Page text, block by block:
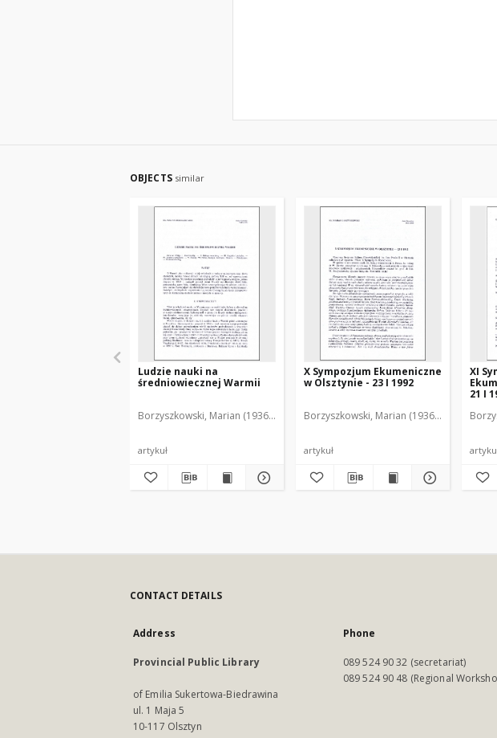
OBJECTS similar
Ludzie nauki na
średniowiecznej Warmii
Borzyszkowski, Marian (1936-2001)
artykuł
X Sympozjum Ekumeniczne
w Olsztynie - 23 I 1992
Borzyszkowski, Marian (1936-2001)
artykuł
XI
21 I
CONTACT DETAILS
Address
Provincial Public Library
of Emilia Sukertowa-Biedrawina
ul. 1 Maja 5
10-117 Olsztyn
Phone
089 524 90 32 (secretariat)
089 524 90 48 (Regional